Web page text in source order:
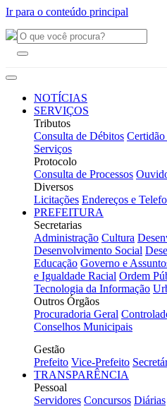
Ir para o conteúdo principal
NOTÍCIAS
SERVIÇOS
Tributos
Consulta de Débitos
Serviços
Protocolo
Consulta de Processos
Diversos
Licitações Endereços e
PREFEITURA
Secretarias
Administração Cultura
Desenvolvimento Social
Educação Governo e
e Igualdade Racial Ordem
Tecnologia da Informação
Outros Órgãos
Procuradoria Geral
Conselhos Municipais
Gestão
Prefeito Vice-Prefeito
TRANSPARÊNCIA
Pessoal
Servidores Concursos Diárias